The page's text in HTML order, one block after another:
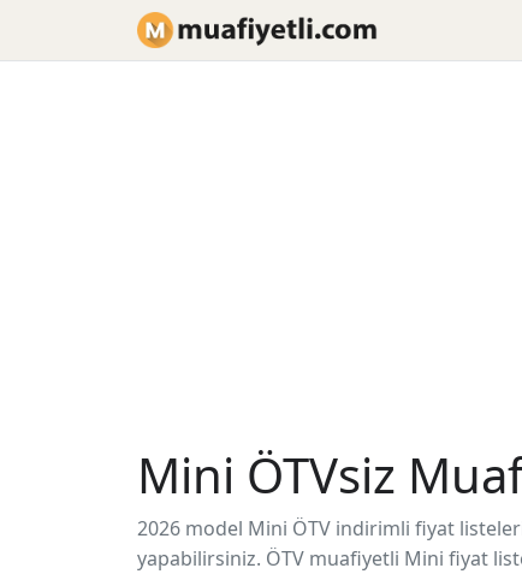
Mini ÖTVsiz
2026 model Mini ÖTV indirimli fiyat
yapabilirsiniz. ÖTV muafiyetli Mini fiyat